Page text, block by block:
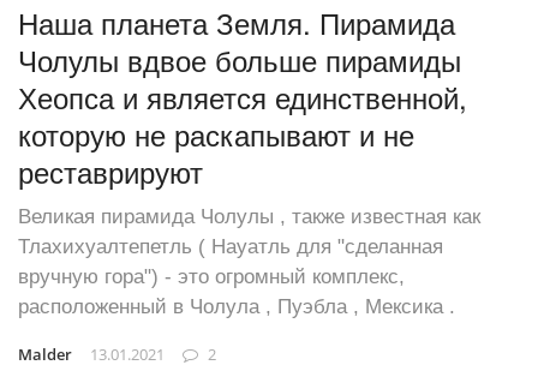
Наша планета Земля. Пирамида
Чолулы вдвое больше пирамиды
Хеопса и является единственной,
которую не раскапывают и не
реставрируют
Великая пирамида Чолулы , также известная как
Тлахихуалтепетль ( Науатль для "сделанная
вручную гора") - это огромный комплекс,
расположенный в Чолула , Пуэбла , Мексика .
Malder 13.01.2021 2